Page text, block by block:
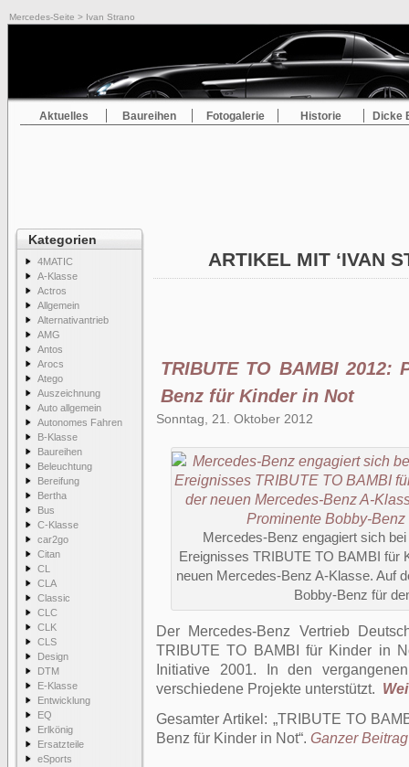
Mercedes-Seite > Ivan Strano
Aktuelles Baureihen Fotogalerie Historie Dicke
Kategorien
4MATIC
A-Klasse
Actros
Allgemein
Alternativantrieb
AMG
Antos
Arocs
Atego
Auszeichnung
Auto allgemein
Autonomes Fahren
B-Klasse
Baureihen
Beleuchtung
Bereifung
Bertha
Bus
C-Klasse
car2go
Citan
CL
CLA
Classic
CLC
CLK
CLS
Design
DTM
E-Klasse
Entwicklung
EQ
Erlkönig
Ersatzteile
eSports
ARTIKEL MIT ‘IVAN
TRIBUTE TO BAMBI 2012:
Benz für Kinder in Not
Sonntag, 21. Oktober 2012
Mercedes-Benz engagiert sich
Ereignisses TRIBUTE TO BAMBI für
neuen Mercedes-Benz A-Klasse. Auf
Bobby-Benz für
Der Mercedes-Benz Vertrieb
TRIBUTE TO BAMBI für Kinder in
Initiative 2001. In den
verschiedene Projekte unterstützt.
Gesamter Artikel:
TRIBUTE TO
Benz für Kinder in Not . Ganzer